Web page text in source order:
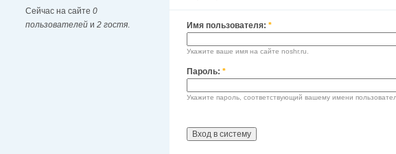
Сейчас на сайте 0
пользователей и 2 гостя. Имя пользователя: *
Укажите ваше имя на сайте noshr.ru.
Пароль: *
Укажите пароль, соответствующий вашему имени